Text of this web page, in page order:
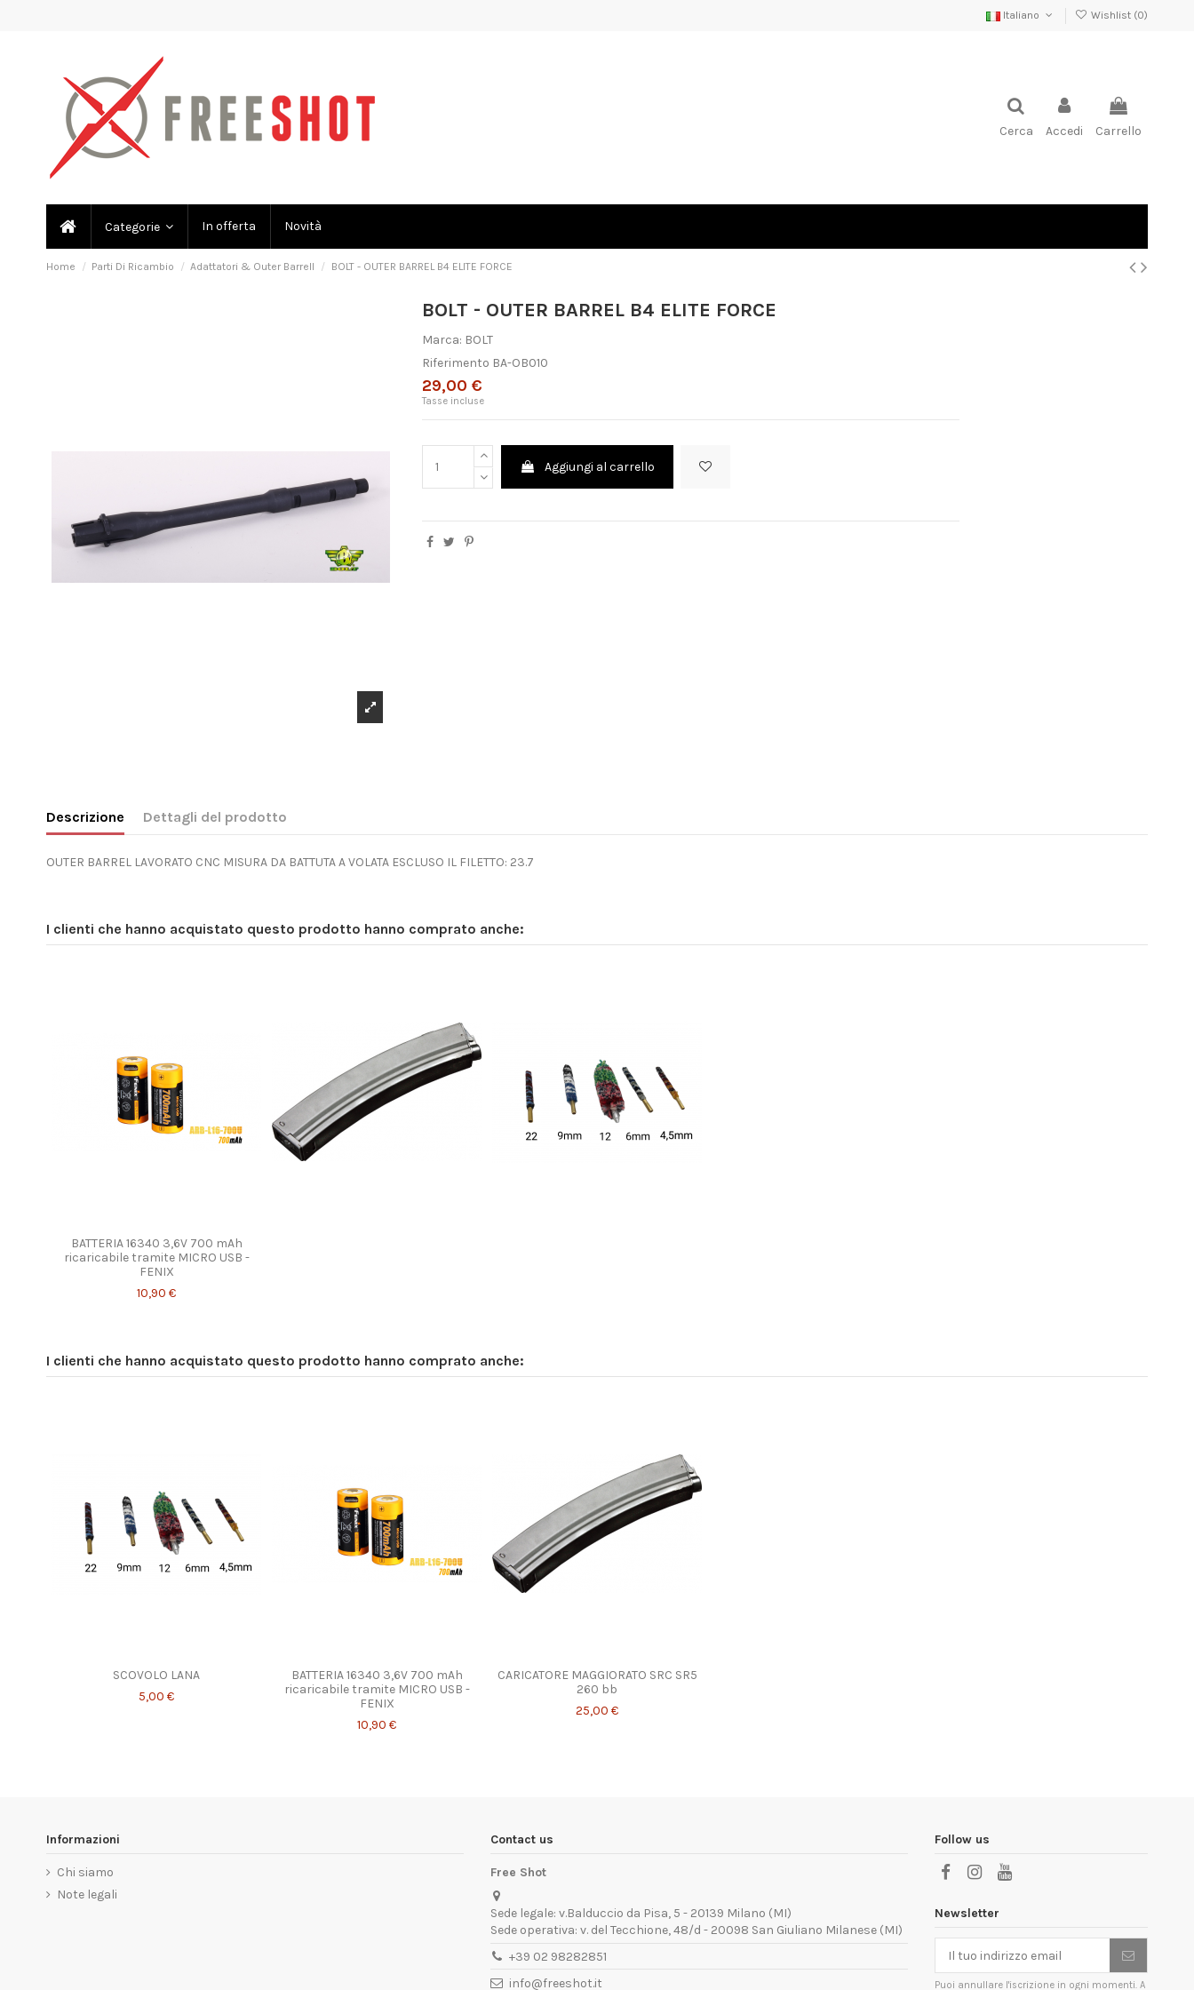
Italiano Wishlist (0)
Cerca Accedi Carrello
Categorie In offerta Novità
Home Parti Di Ricambio Adattatori & Outer Barrell BOLT - OUTER BARREL B4 ELITE FORCE
BOLT - OUTER BARREL B4 ELITE FORCE
Marca: BOLT
Riferimento BA-OB010
29,00 €
Tasse incluse
Aggiungi al carrello
Descrizione Dettagli del prodotto
OUTER BARREL LAVORATO CNC MISURA DA BATTUTA A VOLATA ESCLUSO IL FILETTO: 23.7
I clienti che hanno acquistato questo prodotto hanno comprato anche:
BATTERIA 16340 3,6V 700 mAh
ricaricabile tramite MICRO USB -
FENIX
10,90 €
I clienti che hanno acquistato questo prodotto hanno comprato anche:
SCOVOLO LANA
5,00 €
BATTERIA 16340 3,6V 700 mAh
ricaricabile tramite MICRO USB -
FENIX
10,90 €
CARICATORE MAGGIORATO SRC SR5
260 bb
25,00 €
Informazioni
Chi siamo
Note legali
Contact us
Free Shot
Sede legale: v.Balduccio da Pisa, 5 - 20139 Milano (MI)
Sede operativa: v. del Tecchione, 48/d - 20098 San Giuliano Milanese (MI)
+39 02 98282851
info@freeshot.it
Follow us
Newsletter
Puoi annullare l'iscrizione in ogni momenti. A